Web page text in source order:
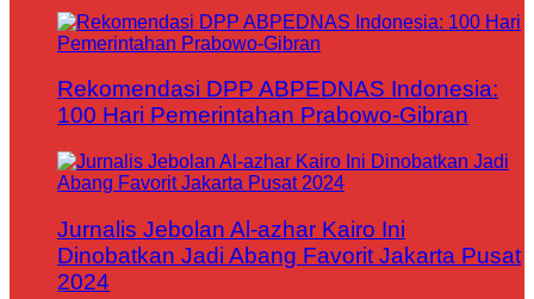
Rekomendasi DPP ABPEDNAS Indonesia:
100 Hari Pemerintahan Prabowo-Gibran
Jurnalis Jebolan Al-azhar Kairo Ini
Dinobatkan Jadi Abang Favorit Jakarta Pusat
2024